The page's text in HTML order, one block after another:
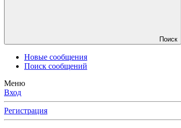
Поиск
Новые сообщения
Поиск сообщений
Меню
Вход
Регистрация